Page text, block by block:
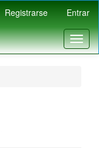
Registrarse Entrar